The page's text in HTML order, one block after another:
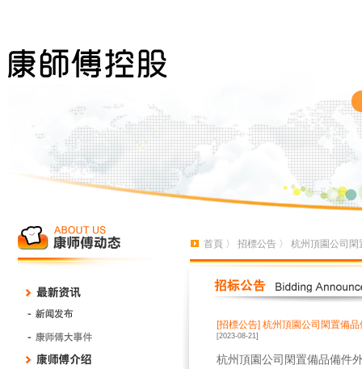
首頁 〉 招標公告 〉 杭州頂園公司
[招標公告] 杭州頂園公司閑置備
[2023-08-21]
杭州頂園公司閑置備品備件